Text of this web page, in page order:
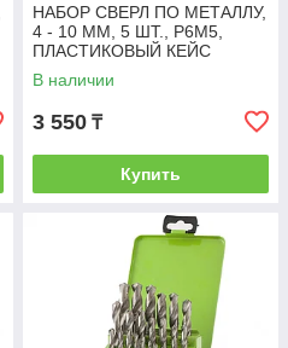
НАБОР СВЕРЛ ПО МЕТАЛЛУ,
4 - 10 ММ, 5 ШТ., Р6М5,
ПЛАСТИКОВЫЙ КЕЙС
СИБРТЕХ
В наличии
3 550 ₸
Купить